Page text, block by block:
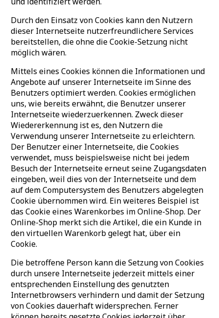
Durch den Einsatz von Cookies kann den Nutzern
dieser Internetseite nutzerfreundlichere Services
bereitstellen, die ohne die Cookie-Setzung nicht
möglich wären.
Mittels eines Cookies können die Informationen und
Angebote auf unserer Internetseite im Sinne des
Benutzers optimiert werden. Cookies ermöglichen
uns, wie bereits erwähnt, die Benutzer unserer
Internetseite wiederzuerkennen. Zweck dieser
Wiedererkennung ist es, den Nutzern die
Verwendung unserer Internetseite zu erleichtern.
Der Benutzer einer Internetseite, die Cookies
verwendet, muss beispielsweise nicht bei jedem
Besuch der Internetseite erneut seine Zugangsdaten
eingeben, weil dies von der Internetseite und dem
auf dem Computersystem des Benutzers abgelegten
Cookie übernommen wird. Ein weiteres Beispiel ist
das Cookie eines Warenkorbes im Online-Shop. Der
Online-Shop merkt sich die Artikel, die ein Kunde in
den virtuellen Warenkorb gelegt hat, über ein
Cookie.
Die betroffene Person kann die Setzung von Cookies
durch unsere Internetseite jederzeit mittels einer
entsprechenden Einstellung des genutzten
Internetbrowsers verhindern und damit der Setzung
von Cookies dauerhaft widersprechen. Ferner